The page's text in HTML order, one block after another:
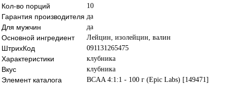
Кол-во порций 10
Гарантия производителя да
Для мужчин да
Основной ингредиент Лейцин, изолейцин, валин
ШтрихКод 091131265475
Характеристики клубника
Вкус клубника
Элемент каталога BCAA 4:1:1 - 100 г (Epic Labs) [149471]